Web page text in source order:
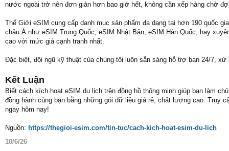
nước ngoài trở nên đơn giản hơn bao giờ hết, không cần xếp hàng chờ
Thế Giới eSIM cung cấp danh mục sản phẩm đa dạng tại hơn 190 quốc
châu Á như eSIM Trung Quốc, eSIM Nhật Bản, eSIM Hàn Quốc; hay
cao với mức giá cạnh tranh nhất.
Đặc biệt, đội ngũ kỹ thuật của chúng tôi luôn sẵn sàng hỗ trợ bạn 24/7,
Kết Luận
Biết cách kích hoạt eSIM du lịch trên đồng hồ thông minh giúp bạn làm
đồng hành cùng bạn bằng những gói dữ liệu giá rẻ, chất lượng cao. Truy
ngay hôm nay!
Nguồn: https://thegioi-esim.com/tin-tuc/cach-kich-hoat-esim-du-lich
10/6/26